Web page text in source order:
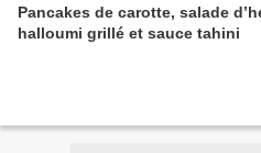
Pancakes de carotte, salade
halloumi grillé et sauce tahini